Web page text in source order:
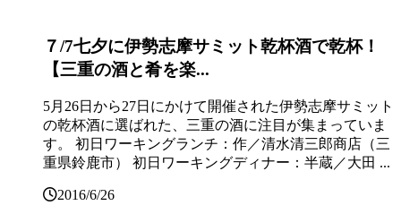
７/7七夕に伊勢志摩サミット乾杯酒で乾杯！
【三重の酒と肴を楽...
5月26日から27日にかけて開催された伊勢志摩サミット
の乾杯酒に選ばれた、三重の酒に注目が集まっていま
す。 初日ワーキングランチ：作／清水清三郎商店（三
重県鈴鹿市） 初日ワーキングディナー：半蔵／大田 ...
2016/6/26